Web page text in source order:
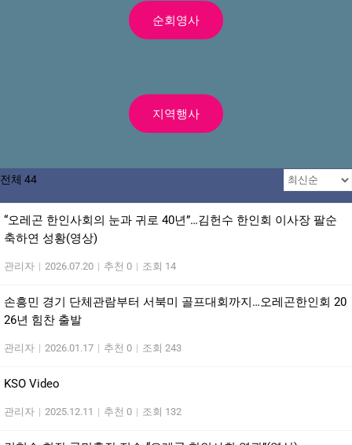
순회영사
지역행사
전체 44
“오레곤 한인사회의 눈과 귀로 40년”…김헌수 한인회 이사장 팔순
축하연 성황(영상)
관리자 | 2026.07.20 | 추천 0 | 조회 14
손흥민 경기 단체관람부터 서북미 골프대회까지…오레곤한인회 20
26년 힘찬 출발
관리자 | 2026.01.17 | 추천 0 | 조회 243
KSO Video
관리자 | 2025.12.11 | 추천 0 | 조회 132